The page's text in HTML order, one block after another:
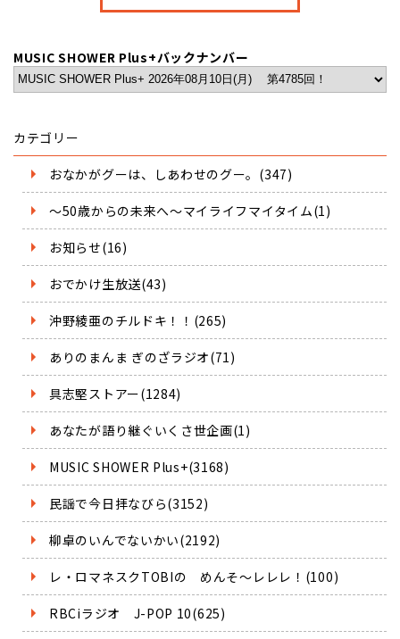
MUSIC SHOWER Plus+バックナンバー
カテゴリー
おなかがグーは、しあわせのグー。(347)
～50歳からの未来へ～マイライフマイタイム(1)
お知らせ(16)
おでかけ生放送(43)
沖野綾亜のチルドキ！！(265)
ありのまんま ぎのざラジオ(71)
具志堅ストアー(1284)
あなたが語り継ぐいくさ世企画(1)
MUSIC SHOWER Plus+(3168)
民謡で今日拝なびら(3152)
柳卓のいんでないかい(2192)
レ・ロマネスクTOBIの めんそ～レレレ！(100)
RBCiラジオ J-POP 10(625)